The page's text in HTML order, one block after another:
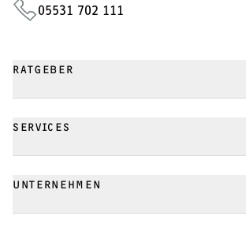
05531 702 111
RATGEBER
SERVICES
UNTERNEHMEN